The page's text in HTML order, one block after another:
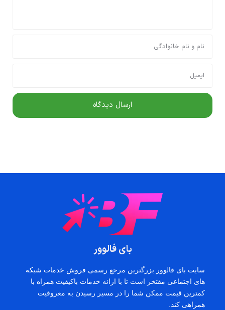
بای فالوور
سایت بای فالوور بزرگترین مرجع رسمی فروش خدمات شبکه
های اجتماعی مفتخر است تا با ارائه خدمات باکیفیت همراه با
کمترین قیمت ممکن شما را در مسیر رسیدن به معروفیت
همراهی کند.